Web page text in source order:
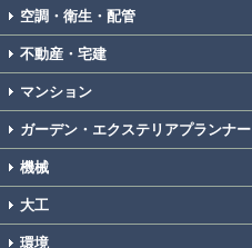
空調・衛生・配管
不動産・宅建
マンション
ガーデン・エクステリアプランナー
機械
大工
環境